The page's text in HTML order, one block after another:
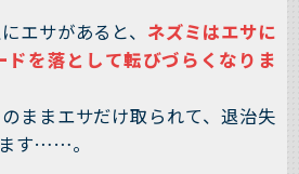
エサがあると、 ネズミはエサに
ドを落として転びづらくなりま
ままエサだけ取られて、退治失
す……。